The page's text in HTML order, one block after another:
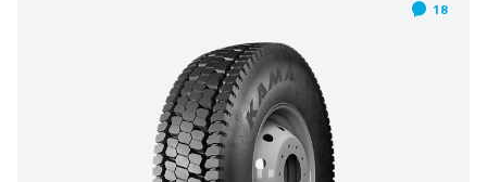
18